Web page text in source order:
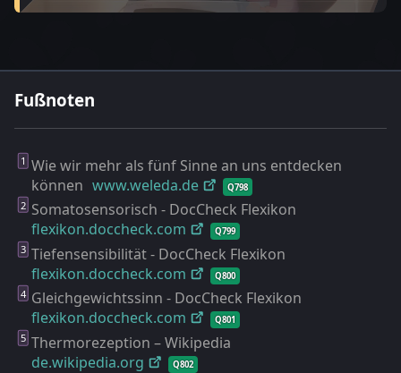
Fußnoten
Wie wir mehr als fünf Sinne an uns entdecken
können www.weleda.de Q798
Somatosensorisch - DocCheck Flexikon
flexikon.doccheck.com
Q799
Tiefensensibilität - DocCheck Flexikon
flexikon.doccheck.com
Q800
Gleichgewichtssinn - DocCheck Flexikon
flexikon.doccheck.com
Q801
Thermorezeption – Wikipedia
de.wikipedia.org
Q802